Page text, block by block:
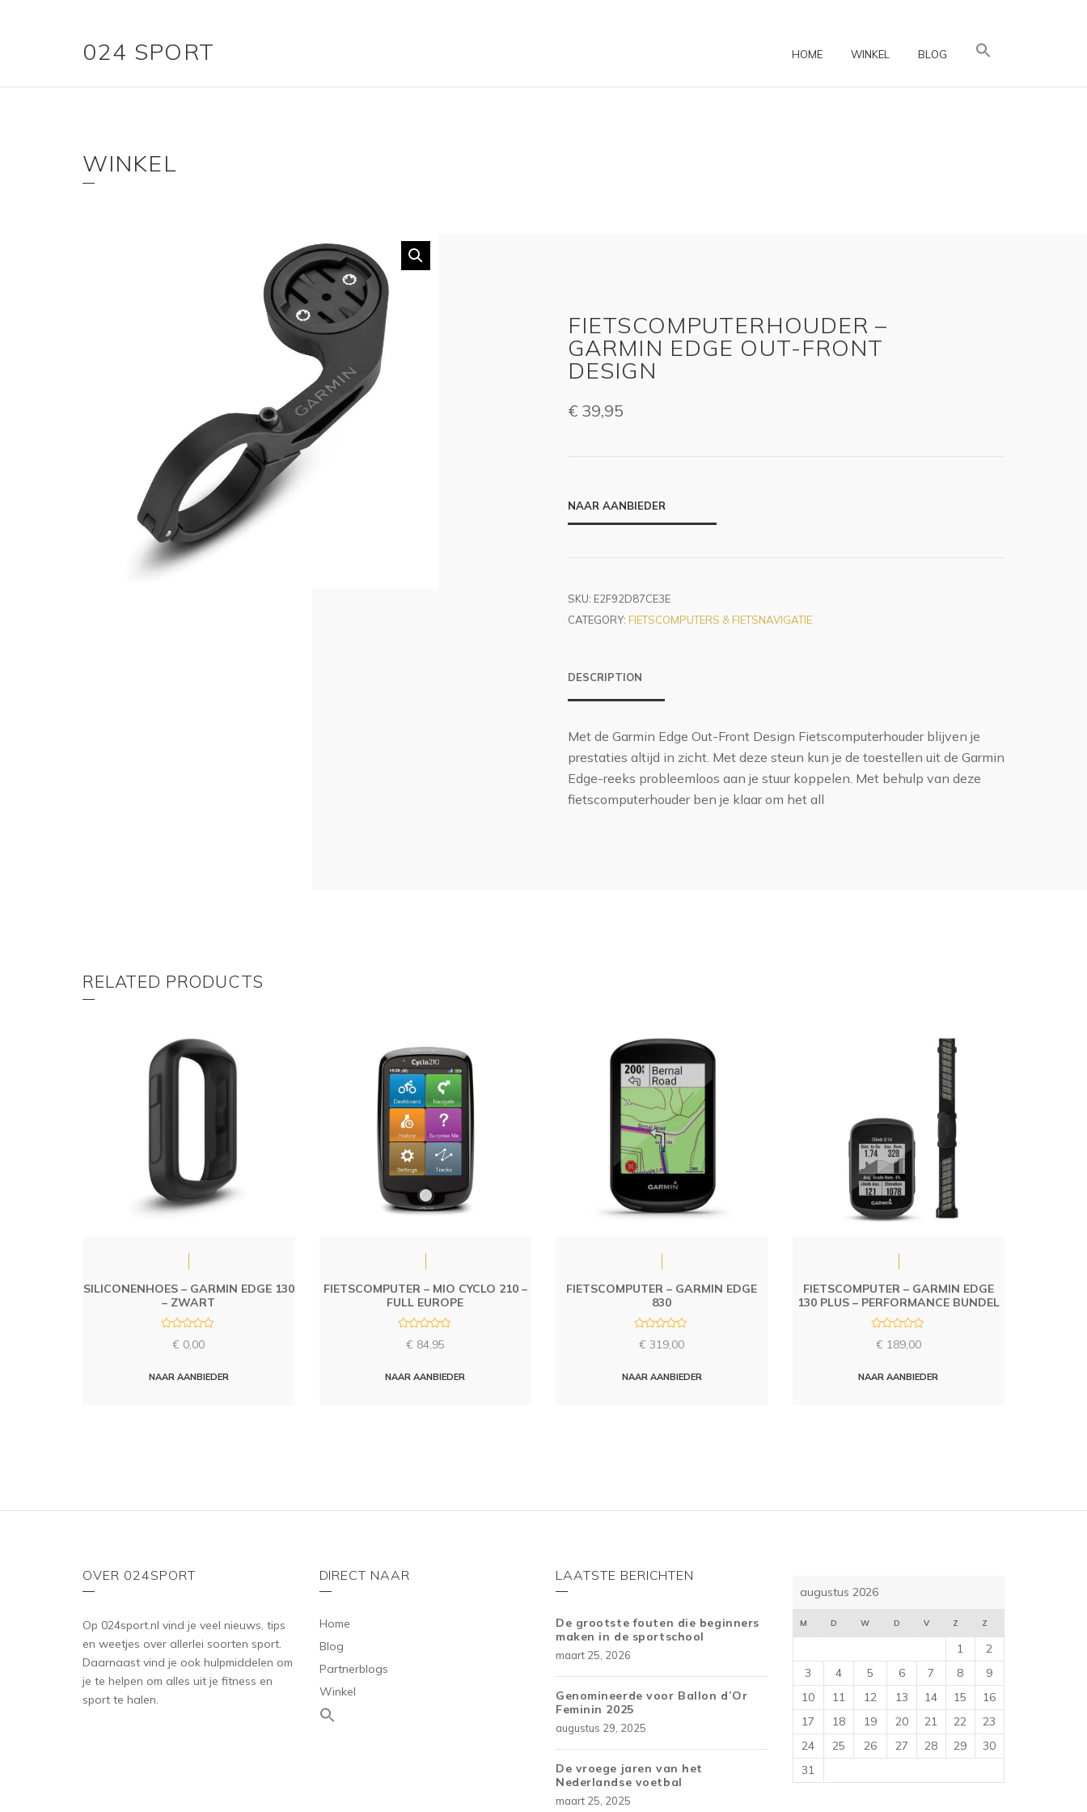
024 SPORT HOME WINKEL BLOG
WINKEL
FIETSCOMPUTERHOUDER –
GARMIN EDGE OUT-FRONT
DESIGN
€ 39,95
NAAR AANBIEDER
SKU: E2F92D87CE3E
CATEGORY: FIETSCOMPUTERS & FIETSNAVIGATIE
DESCRIPTION
Met de Garmin Edge Out-Front Design Fietscomputerhouder blijven je
prestaties altijd in zicht. Met deze steun kun je de toestellen uit de Garmin
Edge-reeks probleemloos aan je stuur koppelen. Met behulp van deze
fietscomputerhouder ben je klaar om het all
RELATED PRODUCTS
SILICONENHOES – GARMIN EDGE 130
– ZWART
d
€ 0,00
NAAR AANBIEDER
FIETSCOMPUTER – MIO CYCLO 210 –
FULL EUROPE
d
€ 84,95
NAAR AANBIEDER
FIETSCOMPUTER – GARMIN EDGE
830
a
d
€ 319,00
NAAR AANBIEDER
FIETSCOMPUTER – GARMIN EDGE
130 PLUS – PERFORMANCE BUNDEL
a
d
€ 189,00
NAAR AANBIEDER
OVER 024SPORT
Op 024sport.nl vind je veel nieuws, tips
en weetjes over allerlei soorten sport.
Daarnaast vind je ook hulpmiddelen om
je te helpen om alles uit je fitness en
sport te halen.
DIRECT NAAR
Home
Blog
Partnerblogs
Winkel
LAATSTE BERICHTEN
De grootste fouten die beginners
maken in de sportschool
maart 25, 2026
Genomineerde voor Ballon d’Or
Feminin 2025
augustus 29, 2025
De vroege jaren van het
Nederlandse voetbal
maart 25, 2025
augustus 2026
M D W D V Z Z
1
2
3
4 5 6 7 8
9
10
11 12 13 14 15
16
17
18 19 20 21 22
23
24
25 26 27 28 29
30
31